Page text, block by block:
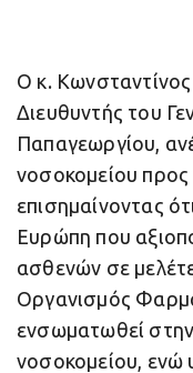
Ο κ. Κωνσταντίνος
Διευθυντής του
Παπαγεωργίου,
νοσοκομείου προς
επισημαίνοντας
Ευρώπη που
ασθενών σε
Οργανισμός
ενσωματωθεί στην
νοσοκομείου, ενώ